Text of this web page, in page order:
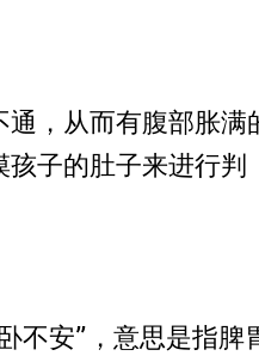
，从而有腹部胀满
子的肚子来进行判
不安”，意思是指脾